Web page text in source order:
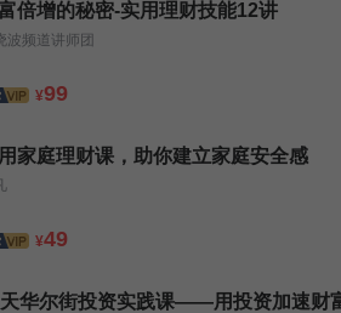
倍增的秘密-实用理财技能12讲
波频道讲师团
¥99
家庭理财课，助你建立家庭安全感
¥49
华尔街投资实践课——用投资加速财